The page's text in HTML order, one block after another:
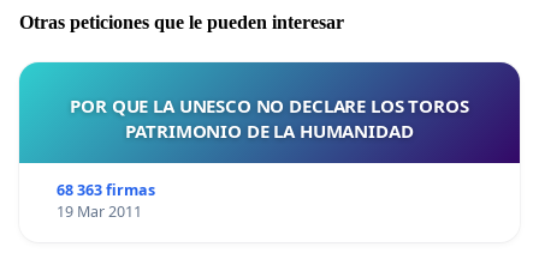
abundancia en colecciones públicas o museos
arqueólogos y autoridades competentes.
otros, las monedas y los objetos de valor
numismático, para los cuales se establecerá un
Otras peticiones que le pueden interesar
POR QUE LA UNESCO NO DECLARE LOS TOROS
PATRIMONIO DE LA HUMANIDAD
68 363 firmas
19 Mar 2011